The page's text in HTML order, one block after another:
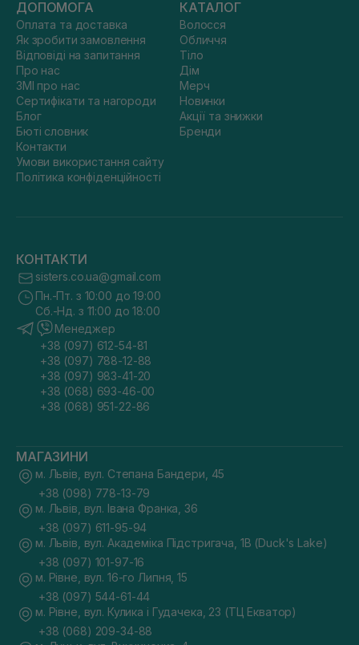
ДОПОМОГА
Оплата та доставка
Як зробити замовлення
Відповіді на запитання
Про нас
ЗМІ про нас
Сертифікати та нагороди
Блог
Бюті словник
Контакти
Умови використання сайту
Політика конфіденційності
КАТАЛОГ
Волосся
Обличчя
Тіло
Дім
Мерч
Новинки
Акції та знижки
Бренди
КОНТАКТИ
sisters.co.ua@gmail.com
Пн.-Пт. з 10:00 до 19:00
Сб.-Нд. з 11:00 до 18:00
Менеджер
+38 (097) 612-54-81
+38 (097) 788-12-88
+38 (097) 983-41-20
+38 (068) 693-46-00
+38 (068) 951-22-86
МАГАЗИНИ
м. Львів, вул. Степана Бандери, 45
+38 (098) 778-13-79
м. Львів, вул. Івана Франка, 36
+38 (097) 611-95-94
м. Львів, вул. Академіка Підстригача, 1В (Duck's Lake)
+38 (097) 101-97-16
м. Рівне, вул. 16-го Липня, 15
+38 (097) 544-61-44
м. Рівне, вул. Кулика і Гудачека, 23 (ТЦ Екватор)
+38 (068) 209-34-88